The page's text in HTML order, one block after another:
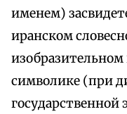
именем)
иранском
изобразительном
символике (при